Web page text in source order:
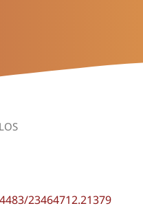
23464712.21379